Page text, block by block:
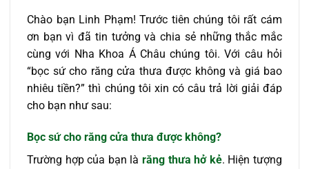
Chào bạn Linh Phạm! Trước tiên chúng tôi rất cám
ơn bạn vì đã tin tưởng và chia sẻ những thắc mắc
cùng với Nha Khoa Á Châu chúng tôi. Với câu hỏi
“bọc sứ cho răng cửa thưa được không và giá bao
nhiêu tiền?” thì chúng tôi xin có câu trả lời giải đáp
cho bạn như sau:
Bọc sứ cho răng cửa thưa được không?
Trường hợp của bạn là răng thưa hở kẻ. Hiện tượng